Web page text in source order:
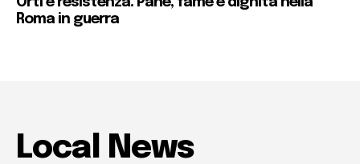
Roma in guerra
Local News